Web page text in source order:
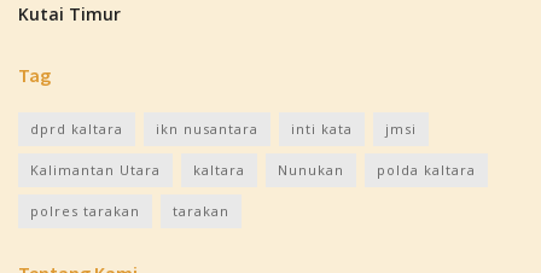
Kutai Timur
Tag
dprd kaltara ikn nusantara inti kata jmsi
Kalimantan Utara kaltara Nunukan polda kaltara
polres tarakan tarakan